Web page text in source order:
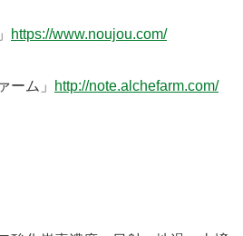
https://www.noujou.com/
ム」 http://note.alchefarm.com/